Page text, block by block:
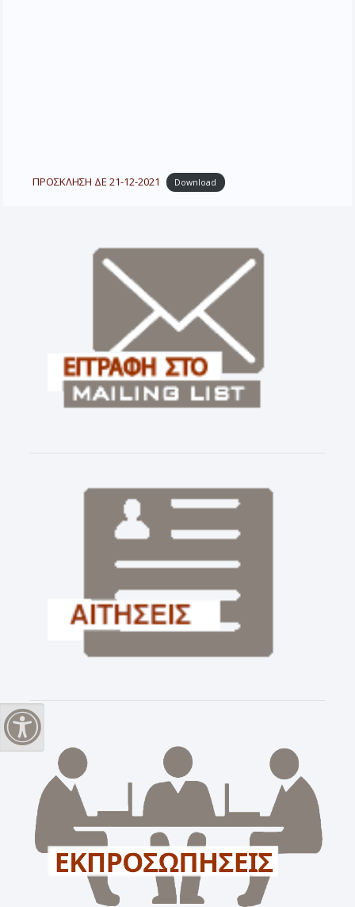
Εναλλαγή Υψηλής Αντίθεσης
ΠΡΟΣΚΛΗΣΗ ΔΕ 21-12-2021 Download